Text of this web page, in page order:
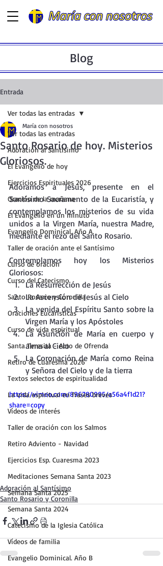
Blog
Entrada
Ver todas las entradas
Adoración al Santísimo
El Evangelio de hoy
Ejercicios Espirituales 2026
Oración de la mañana
El Evangelio en un minuto
Evangelio Dominical. Año A.
Taller de oración ante el Santísimo
Curso de oración
Curso del Catecismo
Santo Rosario y Coronilla
Oraciones Eucarísticas
Curso de vida espiritual
Santa Teresita - Acto de Ofrenda
Retiro de Cuaresma 2026
Textos selectos de espiritualidad
La vida espiritual en frases breves
Vídeos de interés
Taller de oración con los Salmos
Retiro Adviento - Navidad
Ejercicios Esp. Cuaresma 2023
Meditaciones Semana Santa 2023
Semana Santa 2025
Semana Santa 2024
Catecismo de la Iglesia Católica
Vídeos de familia
Evangelio Dominical. Año B
Ver todas las entradas
Santo Rosario de hoy. Misterios
Gloriosos.
María con nosotros
Adoramos a Jesús, presente en el
Santísimo Sacramento de la Eucaristía, y
contemplamos los misterios de su vida
unidos a la Virgen María, nuestra Madre,
mediante el rezo del Santo Rosario.
Contemplamos hoy los Misterios
Gloriosos:
La Resurrección de Jesús
La Ascensión de Jesús al Cielo
La venida del Espíritu Santo sobre la
Virgen María y los Apóstoles
La Asunción de María en cuerpo y
alma al Cielo
La Coronación de María como Reina
y Señora del Cielo y de la tierra
https://vimeo.com/896780995/a56a4f1d21?
share=copy
Adoración al Santísimo
Santo Rosario y Coronilla